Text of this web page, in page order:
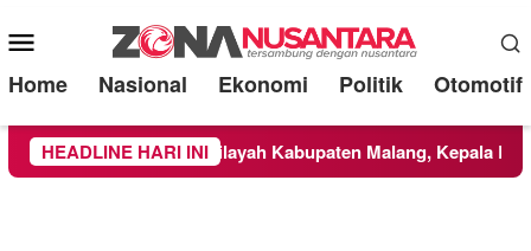
Mobile
Menu
Home Nasional Ekonomi Politik Otomotif
HEADLINE HARI INI
Meluas ke Wilayah Kabupaten Malang, Kepala BNPB